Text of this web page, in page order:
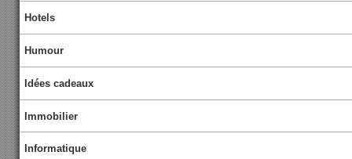
Hotels
Humour
Idées cadeaux
Immobilier
Informatique